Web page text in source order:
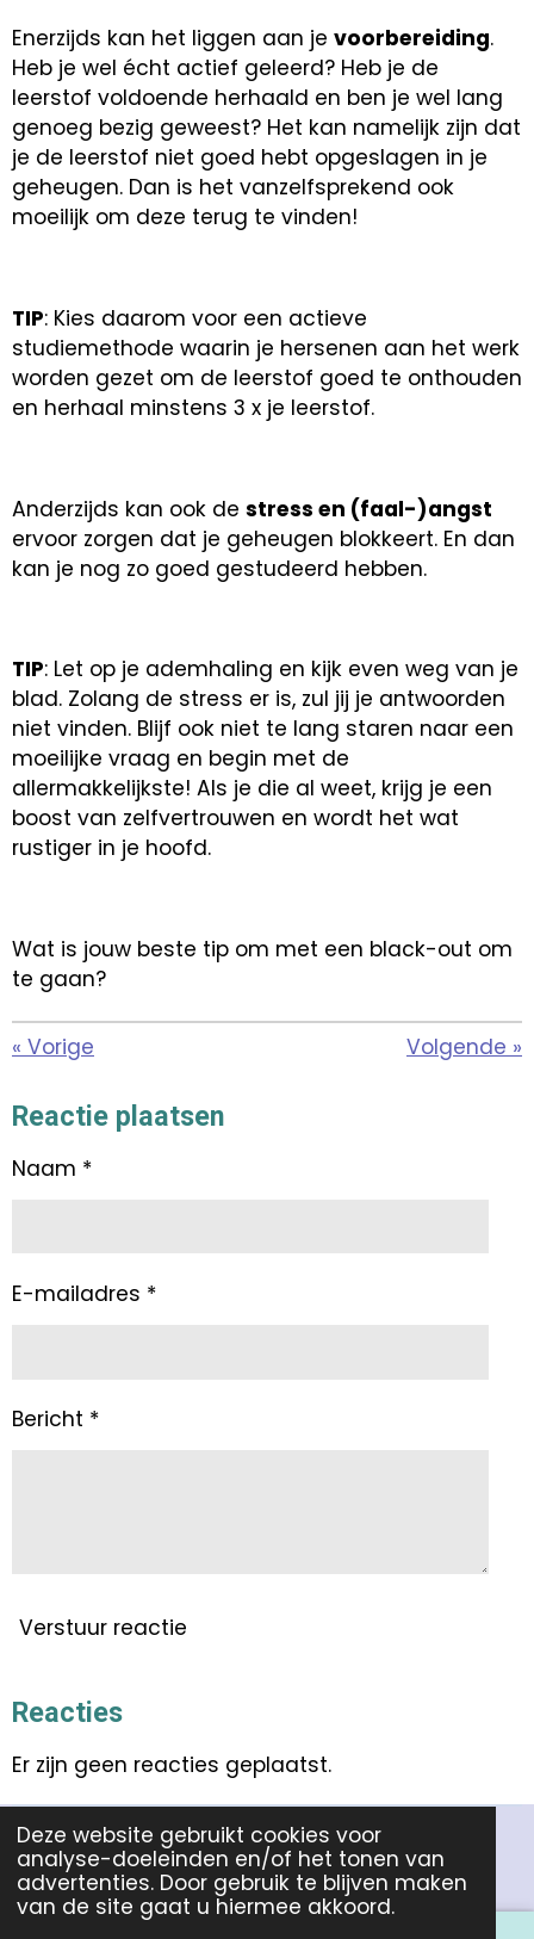
Deze website gebruikt cookies voor
analyse-doeleinden en/of het tonen van
advertenties. Door gebruik te blijven maken
van de site gaat u hiermee akkoord.
Enerzijds kan het liggen aan je voorbereiding.
Heb je wel écht actief geleerd? Heb je de
leerstof voldoende herhaald en ben je wel lang
genoeg bezig geweest? Het kan namelijk zijn dat
je de leerstof niet goed hebt opgeslagen in je
geheugen. Dan is het vanzelfsprekend ook
moeilijk om deze terug te vinden!
TIP: Kies daarom voor een actieve
studiemethode waarin je hersenen aan het werk
worden gezet om de leerstof goed te onthouden
en herhaal minstens 3 x je leerstof.
Anderzijds kan ook de stress en (faal-)angst
ervoor zorgen dat je geheugen blokkeert. En dan
kan je nog zo goed gestudeerd hebben.
TIP: Let op je ademhaling en kijk even weg van je
blad. Zolang de stress er is, zul jij je antwoorden
niet vinden. Blijf ook niet te lang staren naar een
moeilijke vraag en begin met de
allermakkelijkste! Als je die al weet, krijg je een
boost van zelfvertrouwen en wordt het wat
rustiger in je hoofd.
Wat is jouw beste tip om met een black-out om
te gaan?
« Vorige Volgende »
Reactie plaatsen
Naam *
E-mailadres *
Bericht *
Verstuur reactie
Reacties
Er zijn geen reacties geplaatst.
© 2020 - 2026 Het Leeratelier
Powered byJouwWeb